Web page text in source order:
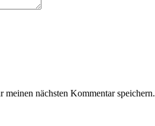
nächsten Kommentar speichern.